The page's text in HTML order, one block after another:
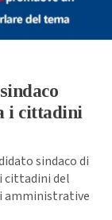
i cittadini
sindaco di
cittadini del
amministrative